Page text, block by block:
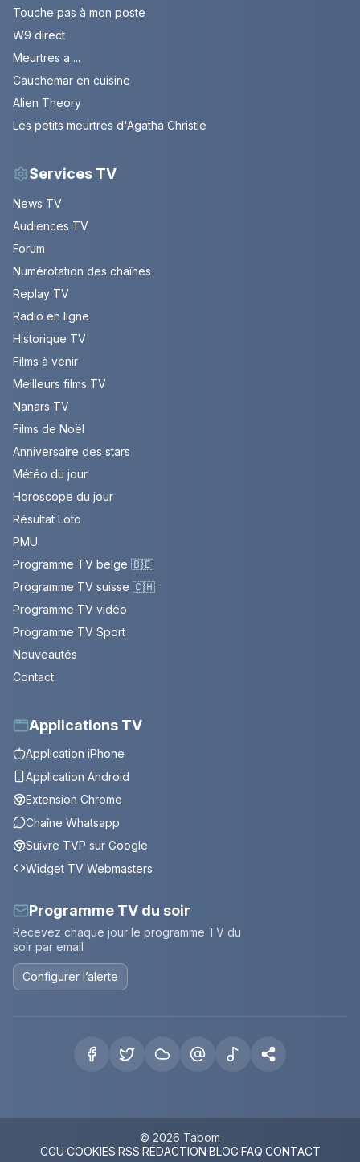
Touche pas à mon poste
W9 direct
Meurtres a ...
Cauchemar en cuisine
Alien Theory
Les petits meurtres d'Agatha Christie
Services TV
News TV
Audiences TV
Forum
Numérotation des chaînes
Replay TV
Radio en ligne
Historique TV
Films à venir
Meilleurs films TV
Nanars TV
Films de Noël
Anniversaire des stars
Météo du jour
Horoscope du jour
Résultat Loto
PMU
Programme TV belge 🇧🇪
Programme TV suisse 🇨🇭
Programme TV vidéo
Programme TV Sport
Nouveautés
Contact
Applications TV
Application iPhone
Application Android
Extension Chrome
Chaîne Whatsapp
Suivre TVP sur Google
Widget TV Webmasters
Programme TV du soir
Recevez chaque jour le programme TV du
soir par email
Configurer l’alerte
© 2026 Tabom
CGU·COOKIES·RSS·RÉDACTION·BLOG·FAQ·CONTACT